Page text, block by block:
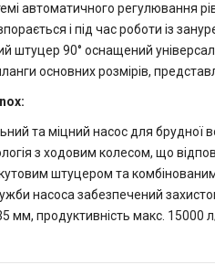
автоматичного регулювання
і під час роботи із
штуцер 90° оснащений
основних розмірів,
та міцний насос для брудної
з ходовим колесом, що
штуцером та комбінованим
насоса забезпечений захистом
мм, продуктивність макс. 15000